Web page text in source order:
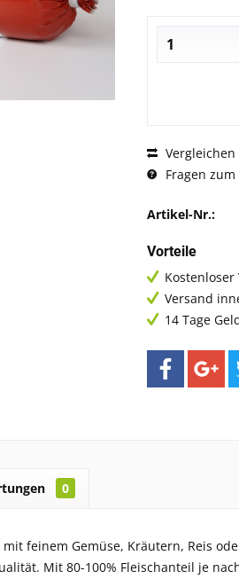
Vergleichen
Fragen
Artikel-Nr.:
Vorteile
Versand
14 Tage
0
feinem Gemüse, Kräutern, Reis
Mit 80-100% Fleischanteil je